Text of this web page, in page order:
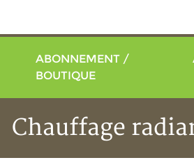
ABONNEMENT /
BOUTIQUE
Chauffage